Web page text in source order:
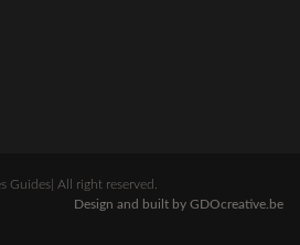
Guides| All right reserved.
Design and built by GDOcreative.be